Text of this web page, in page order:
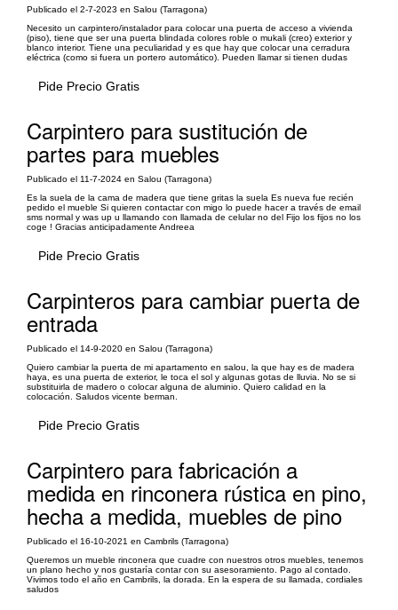
Publicado el 2-7-2023 en Salou (Tarragona)
Necesito un carpintero/instalador para colocar una puerta de acceso a vivienda
(piso), tiene que ser una puerta blindada colores roble o mukali (creo) exterior y
blanco interior. Tiene una peculiaridad y es que hay que colocar una cerradura
eléctrica (como si fuera un portero automático). Pueden llamar si tienen dudas
Pide Precio Gratis
Carpintero para sustitución de
partes para muebles
Publicado el 11-7-2024 en Salou (Tarragona)
Es la suela de la cama de madera que tiene gritas la suela Es nueva fue recién
pedido el mueble Si quieren contactar con migo lo puede hacer a través de email
sms normal y was up u llamando con llamada de celular no del Fijo los fijos no los
coge ! Gracias anticipadamente Andreea
Pide Precio Gratis
Carpinteros para cambiar puerta de
entrada
Publicado el 14-9-2020 en Salou (Tarragona)
Quiero cambiar la puerta de mi apartamento en salou, la que hay es de madera
haya, es una puerta de exterior, le toca el sol y algunas gotas de lluvia. No se si
substituirla de madero o colocar alguna de aluminio. Quiero calidad en la
colocación. Saludos vicente berman.
Pide Precio Gratis
Carpintero para fabricación a
medida en rinconera rústica en pino,
hecha a medida, muebles de pino
Publicado el 16-10-2021 en Cambrils (Tarragona)
Queremos un mueble rinconera que cuadre con nuestros otros muebles, tenemos
un plano hecho y nos gustaría contar con su asesoramiento. Pago al contado.
Vivimos todo el año en Cambrils, la dorada. En la espera de su llamada, cordiales
saludos